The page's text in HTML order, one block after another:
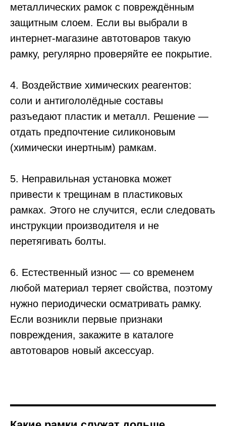
металлических рамок с повреждённым
защитным слоем. Если вы выбрали в
интернет-магазине автотоваров такую
рамку, регулярно проверяйте ее покрытие.
4. Воздействие химических реагентов:
соли и антигололёдные составы
разъедают пластик и металл. Решение —
отдать предпочтение силиконовым
(химически инертным) рамкам.
5. Неправильная установка может
привести к трещинам в пластиковых
рамках. Этого не случится, если следовать
инструкции производителя и не
перетягивать болты.
6. Естественный износ — со временем
любой материал теряет свойства, поэтому
нужно периодически осматривать рамку.
Если возникли первые признаки
повреждения, закажите в каталоге
автотоваров новый аксессуар.